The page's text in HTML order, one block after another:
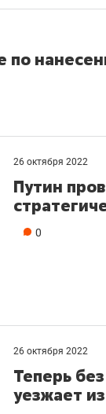
по
26 октября 2022
Путин
0
26 октября 2022
Теперь
уезжает